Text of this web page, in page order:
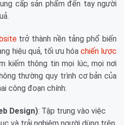
cấp sản phẩm đến tay người
trở thành nền tảng phổ biến
hiệu quả, tối ưu hóa chiến lược
kiếm thông tin mọi lúc, mọi nơi
thường quy trình cơ bản của
công đoạn chính:
Design): Tập trung vào việc